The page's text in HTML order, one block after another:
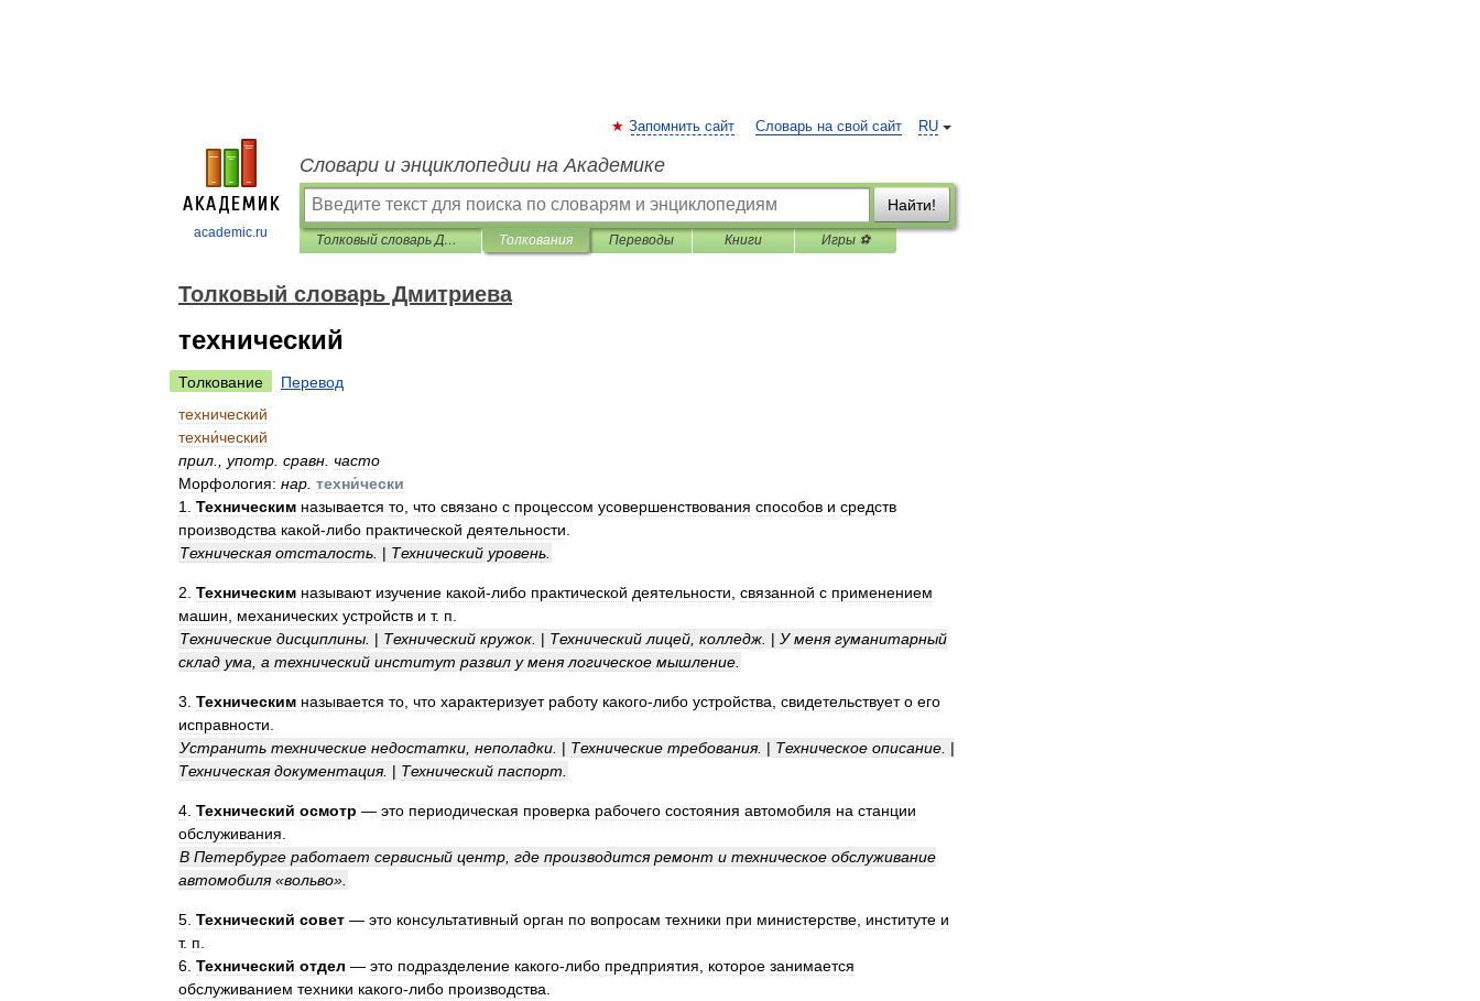
academic.ru
RU
Запомнить сайт Словарь на свой сайт
Словари и энциклопедии на Академике
Найти!
Толковый словарь Дмитриева Толкования Переводы Книги Игры ⚽
Толковый словарь Дмитриева
технический
Толкование
Перевод
технический
техни́ческий
прил
употр сравн часто
Морфология: нар техни́чески
1
Техническим называется то что связано с процессом усовершенствования способов и средств
производства какой-либо практической деятельности
Техническая отсталость | Технический уровень
2 Техническим называют изучение какой-либо практической деятельности связанной с применением
машин
механических устройств и т. п
Технические дисциплины | Технический кружок | Технический лицей колледж | У меня гуманитарный
склад ума а технический институт развил у меня логическое мышление
3 Техническим называется то что характеризует работу какого-либо устройства свидетельствует о его
исправности
Устранить технические недостатки неполадки | Технические требования. | Техническое описание |
Техническая документация. | Технический паспорт
4 Технический осмотр — это периодическая проверка рабочего состояния автомобиля на станции
обслуживания
В Петербурге работает сервисный центр где производится ремонт и техническое обслуживание
автомобиля«вольво».
5 Технический совет — это консультативный орган по вопросам техники при министерстве институте и
т. п
6 Технический отдел — это подразделение какого-либо предприятия которое занимается
обслуживанием техники какого-либо производства